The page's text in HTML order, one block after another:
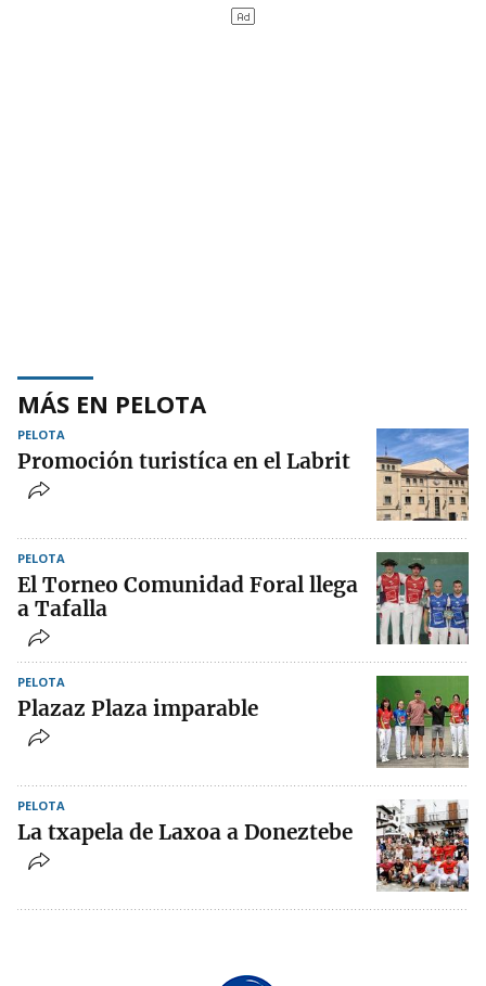
MÁS EN PELOTA
PELOTA
Promoción turistíca en el Labrit
PELOTA
El Torneo Comunidad Foral llega
a Tafalla
PELOTA
Plazaz Plaza imparable
PELOTA
La txapela de Laxoa a Doneztebe